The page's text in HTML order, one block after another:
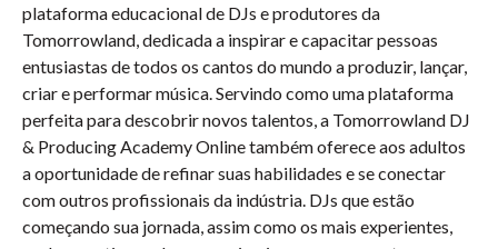
plataforma educacional de DJs e produtores da
Tomorrowland, dedicada a inspirar e capacitar pessoas
entusiastas de todos os cantos do mundo a produzir, lançar,
criar e performar música. Servindo como uma plataforma
perfeita para descobrir novos talentos, a Tomorrowland DJ
& Producing Academy Online também oferece aos adultos
a oportunidade de refinar suas habilidades e se conectar
com outros profissionais da indústria. DJs que estão
começando sua jornada, assim como os mais experientes,